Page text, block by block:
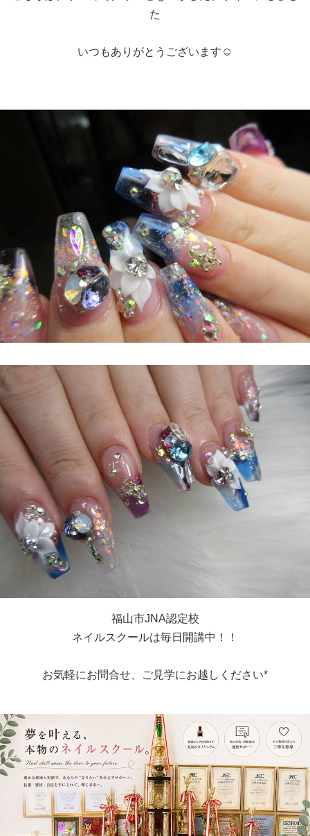
た
いつもありがとうございます☺
福山市JNA認定校
ネイルスクールは毎日開講中！！
お気軽にお問合せ、ご見学にお越しください*